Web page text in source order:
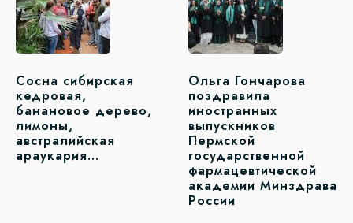
Сосна сибирская
кедровая,
банановое дерево,
лимоны,
австралийская
араукария…
Ольга Гончарова
поздравила
иностранных
выпускников
Пермской
государственной
фармацевтической
академии Минздрава
России